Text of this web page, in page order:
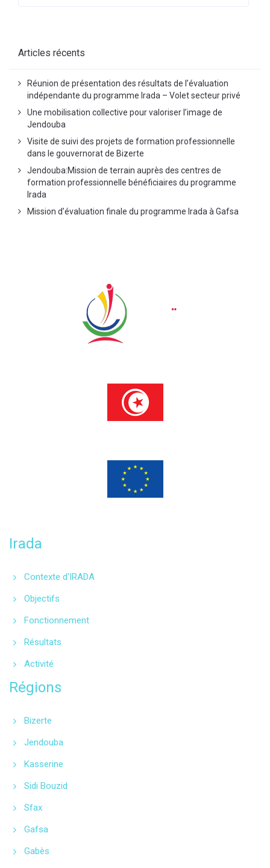
Articles récents
Réunion de présentation des résultats de l’évaluation
indépendante du programme Irada – Volet secteur privé
Une mobilisation collective pour valoriser l’image de
Jendouba
Visite de suivi des projets de formation professionnelle
dans le gouvernorat de Bizerte
Jendouba:Mission de terrain auprès des centres de
formation professionnelle bénéficiaires du programme
Irada
Mission d’évaluation finale du programme Irada à Gafsa
Irada
Contexte d'IRADA
Objectifs
Fonctionnement
Résultats
Activité
Régions
Bizerte
Jendouba
Kasserine
Sidi Bouzid
Sfax
Gafsa
Gabès